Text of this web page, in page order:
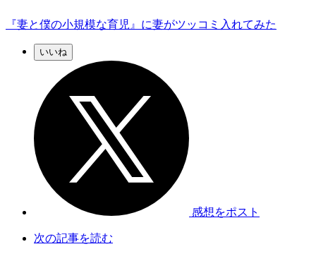
『妻と僕の小規模な育児』に妻がツッコミ入れてみた
いいね
感想をポスト
次の記事を読む